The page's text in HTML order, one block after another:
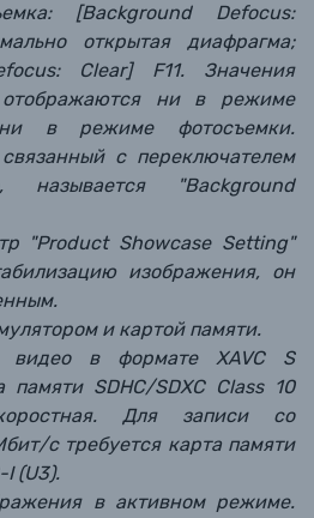
[Background Defocus:
открытая диафрагма;
Clear] F11. Значения
ни в режиме
ни в режиме фотосъемки.
с переключателем
называется "Background
"Product Showcase Setting"
изображения, он
и картой памяти.
в формате XAVC S
памяти SDHC/SDXC Class 10
Для записи со
с требуется карта памяти
I (U3).
в активном режиме.